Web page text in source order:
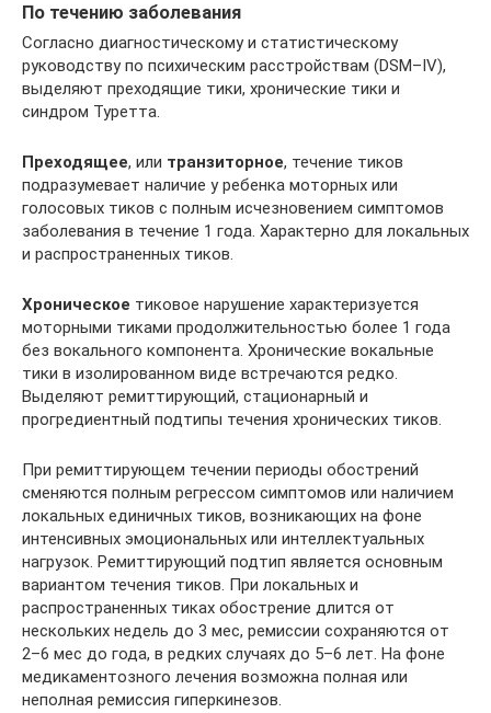
По течению заболевания
Согласно диагностическому и статистическому
руководству по психическим расстройствам (DSM–IV),
выделяют преходящие тики, хронические тики и
синдром Туретта.
Преходящее, или транзиторное, течение тиков
подразумевает наличие у ребенка моторных или
голосовых тиков с полным исчезновением симп­томов
заболевания в течение 1 года. Характерно для локальных
и распространенных тиков.
Хроническое тиковое нарушение характеризуется
моторными тиками продолжительностью более 1 года
без вокального компонента. Хронические вокальные
тики в изолированном виде встречаются редко.
Выделяют ремиттирующий, стационарный и
прогредиентный подтипы течения хронических тиков.
При ремиттирующем течении периоды обострений
сменяются полным регрессом симптомов или наличием
локальных единичных тиков, возникающих на фоне
интенсивных эмоциональных или интеллектуальных
нагрузок. Ремиттирующий подтип является основным
вариантом течения тиков. При локальных и
распространенных тиках обострение длится от
нескольких недель до 3 мес, ремиссии сохраняются от
2–6 мес до года, в редких случаях до 5–6 лет. На фоне
медикаментозного лечения возможна полная или
неполная ремиссия гиперкинезов.